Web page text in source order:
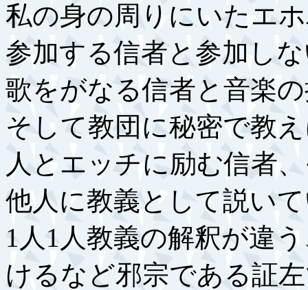
私の身の周りにいたエ
参加する信者と参加し
歌をがなる信者と音楽
そして教団に秘密で教
人とエッチに励む信者
他人に教義として説い
1人1人教義の解釈が違
けるなど邪宗である証